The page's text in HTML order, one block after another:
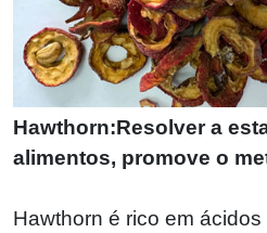
Hawthorn:Resolver a
alimentos, promove o
Hawthorn é rico em